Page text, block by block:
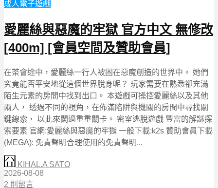
成人電子遊戲
愛麗絲與惡魔的牢獄 官方中文 無修改
[400m] [會員空間及贊助會員]
在茶會途中，愛麗絲一行人被困在惡魔創造的世界中。 她們
究竟能否平安地從這個世界脫身呢？ 玩家需要在熟悉卻充滿
陌生元素的房間中找到出口。 本遊戲可操控愛麗絲以及其他
兩人， 透過不同的視角，在佈滿陷阱與機關的房間中尋找關
鍵線索， 以此來闖過重重關卡。 密室逃脫遊戲 豐富的解謎探
索要素 官網:愛麗絲與惡魔的牢獄 一般下載:k2s 贊助會員下載
(MEGA): 免責聲明合理使用的免責聲明...
KIHAL.A SATO
2026-08-08
2 則留言